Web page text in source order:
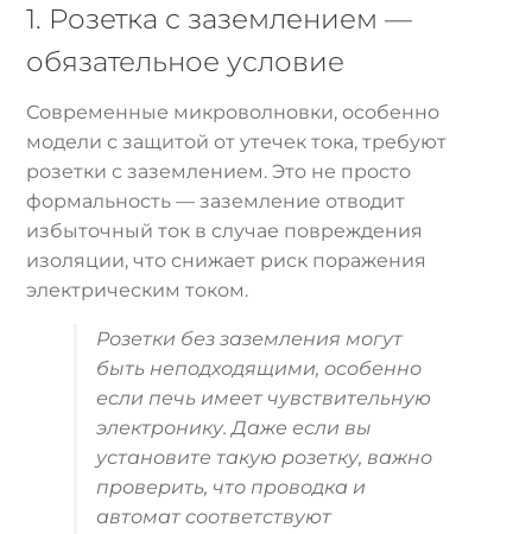
1. Розетка с заземлением —
обязательное условие
Современные микроволновки, особенно
модели с защитой от утечек тока, требуют
розетки с заземлением. Это не просто
формальность — заземление отводит
избыточный ток в случае повреждения
изоляции, что снижает риск поражения
электрическим током.
Розетки без заземления могут
быть неподходящими, особенно
если печь имеет чувствительную
электронику. Даже если вы
установите такую розетку, важно
проверить, что проводка и
автомат соответствуют